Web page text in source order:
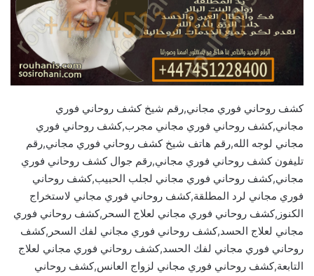
كشف روحاني فوري مجاني,رقم شيخ كشف روحاني فوري
مجاني,كشف روحاني فوري مجاني مجرب,كشف روحاني فوري
مجاني لوجه الله,رقم هاتف شيخ كشف روحاني فوري مجاني,رقم
تليفون كشف روحاني فوري مجاني,رقم جوال كشف روحاني فوري
مجاني,كشف روحاني فوري مجاني لجلب الحبيب,كشف روحاني
فوري مجاني لرد المطلقة,كشف روحاني فوري مجاني لاستخراج
الكنوز,كشف روحاني فوري مجاني لعلاج السحر,كشف روحاني فوري
مجاني لعلاج الحسد,كشف روحاني فوري مجاني لفك السحر,كشف
روحاني فوري مجاني لفك الحسد,كشف روحاني فوري مجاني لعلاج
التابعة,كشف روحاني فوري مجاني لزواج العانس,كشف روحاني